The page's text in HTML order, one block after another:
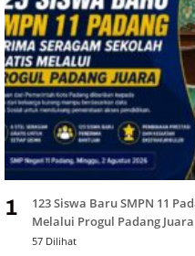
1
123 Siswa Baru SMPN 11
Melalui Progul Padang Juara
57 Dilihat